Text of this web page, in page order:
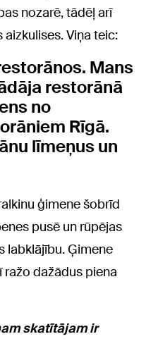
nozarē, tādēļ arī
Viņa teic:
Mans
restorānā
no
Rīgā.
līmeņus un
ģimene šobrīd
pusē un rūpējas
labklājību. Ģimene
ražo dažādus piena
skatītājam ir